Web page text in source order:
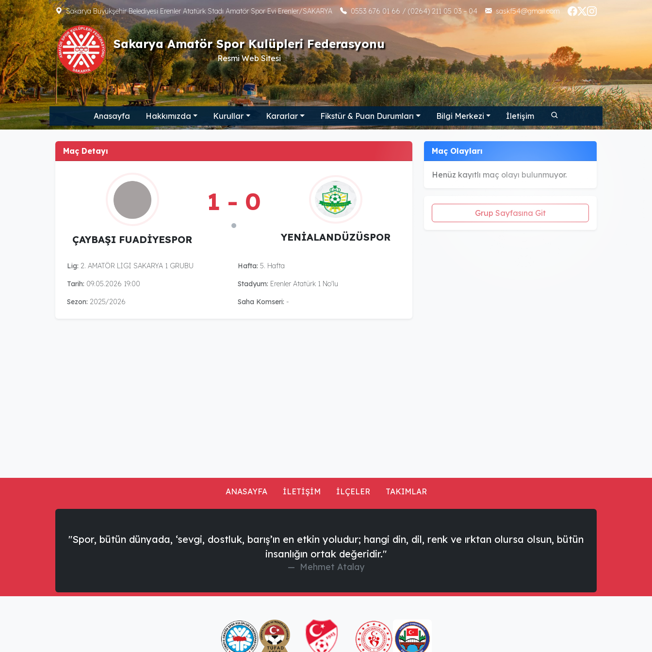
Sakarya Büyükşehir Belediyesi Erenler Atatürk Stadı Amatör Spor Evi Erenler/SAKARYA 0553 676 01 66 / (0264) 211 05 03 – 04 saskf54@gmail.com
Sakarya Amatör Spor Kulüpleri Federasyonu
Resmi Web Sitesi
Anasayfa Hakkımızda Kurullar Kararlar Fikstür & Puan Durumları Bilgi Merkezi İletişim
Maç Detayı
ÇAYBAŞI FUADİYESPOR
1 - 0
YENİALANDÜZÜSPOR
Lig: 2. AMATÖR LİGİ SAKARYA 1 GRUBU Hafta: 5. Hafta
Tarih: 09.05.2026 19:00 Stadyum: Erenler Atatürk 1 No'lu
Sezon: 2025/2026 Saha Komseri: -
Maç Olayları
Henüz kayıtlı maç olayı bulunmuyor.
Grup Sayfasına Git
ANASAYFA İLETİŞİM İLÇELER TAKIMLAR
"Spor, bütün dünyada, ‘sevgi, dostluk, barış’ın en etkin yoludur; hangi din, dil, renk ve ırktan olursa olsun, bütün
insanlığın ortak değeridir."
Mehmet Atalay